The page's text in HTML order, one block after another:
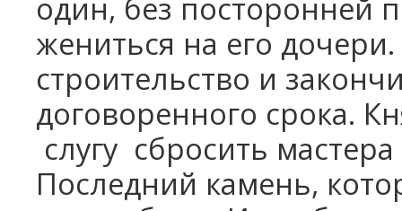
один, без посторонней
жениться на его
строительство и
договоренного срока.
слугу сбросить
Последний камень,